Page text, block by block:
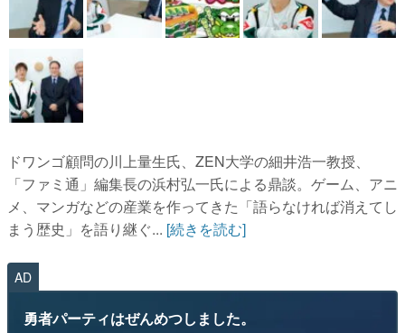
ドワンゴ顧問の川上量生氏、ZEN大学の細井浩一教授、
「ファミ通」編集長の浜村弘一氏による鼎談。ゲーム、アニ
メ、マンガなどの産業を作ってきた「語らなければ消えてし
まう歴史」を語り継ぐ... [続きを読む]
AD
勇者パーティはぜんめつしました。